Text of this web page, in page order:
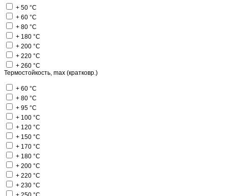
+ 50 °C
+ 60 °C
+ 80 °C
+ 180 °C
+ 200 °C
+ 220 °C
+ 260 °C
Термостойкость, max (кратковр.)
+ 60 °C
+ 80 °C
+ 95 °C
+ 100 °C
+ 120 °C
+ 150 °C
+ 170 °C
+ 180 °C
+ 200 °C
+ 220 °C
+ 230 °C